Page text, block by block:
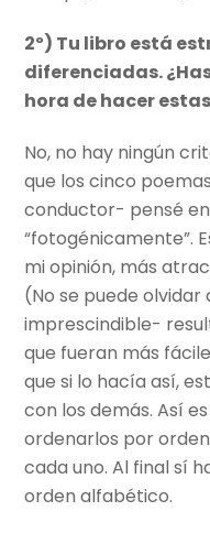
2º) Tu libro está
diferenciadas.
hora de hacer
No, no hay ningún
que los cinco
conductor- pensé
“fotogénicamente”.
mi opinión, más
(No se puede
imprescindible-
que fueran más
que si lo hacía así,
con los demás. Así
ordenarlos por
cada uno. Al final sí
orden alfabético.